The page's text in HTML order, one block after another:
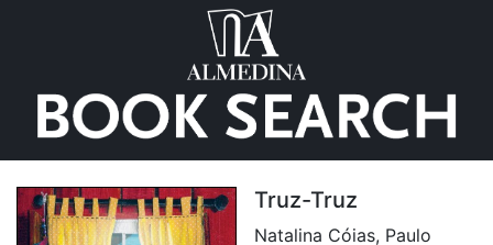
Truz-Truz
Natalina Cóias, Paulo